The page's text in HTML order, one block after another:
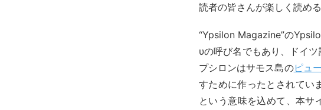
読者の皆さんが楽しく読め
“Ypsilon Magazine”の
υの呼び名でもあり、ドイ
プシロンはサモス島のピュ
すために作ったとされてい
という意味を込めて、本サ